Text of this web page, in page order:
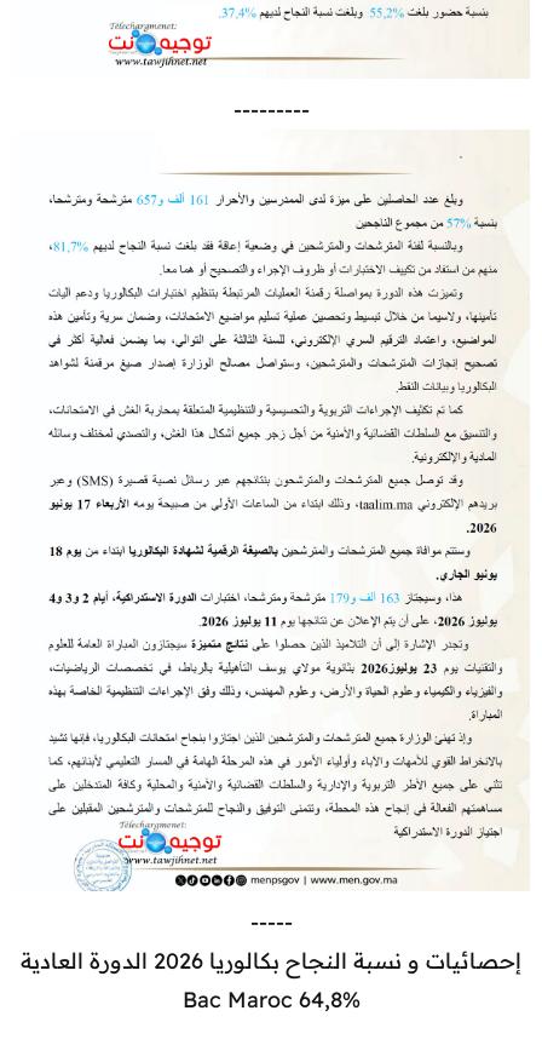
---------
-----
إحصائيات و نسبة النجاح بكالوريا 2026 الدورة العادية
Bac Maroc 64,8%​